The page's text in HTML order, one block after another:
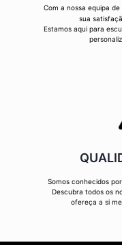
Com a nossa equipa de
sua
Estamos aqui para
Somos conhecidos
Descubra todos os
ofereça a si